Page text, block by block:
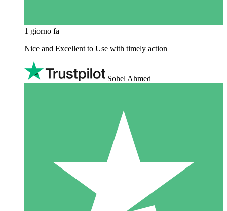
1 giorno fa
Nice and Excellent to Use with timely action
Sohel Ahmed